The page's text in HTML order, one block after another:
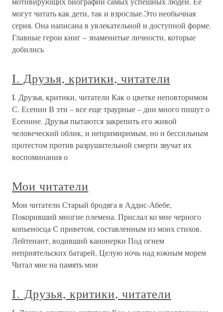
могут читать как дети, так и взрослые.Это необычная
серия. Она написана в увлекательной и доступной форме.
Главные герои книг – знаменитые личности, которые
добились
I. Друзья, критики, читатели
I. Друзья, критики, читатели Как о цветке неповторимом
С. Есенин В эти – все еще траурные – дни много пишут о
Есенине. Друзья пытаются закрепить его живой
человеческий облик, и непримиримым, но и бессильным
протестом против разрушительной смерти звучат их
воспоминания о
Мои читатели
Мои читатели Старый бродяга в Аддис-Абебе,
Покоривший многие племена. Прислал ко мне черного
копьеносца С приветом, составленным из моих стихов.
Лейтенант, водивший канонерки Под огнем
неприятельских батарей, Целую ночь над южным морем
Читал мне на память мои
I. Друзья, критики, читатели